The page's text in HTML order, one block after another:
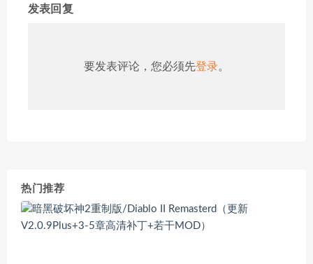
发表回复
要发表评论，您必须先登录。
热门推荐